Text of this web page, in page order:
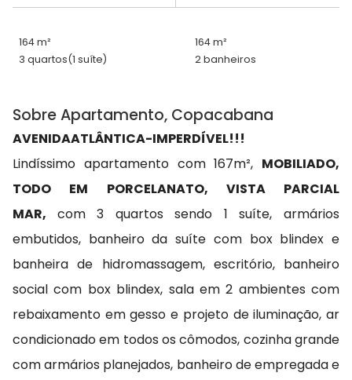
164 m²
164 m²
3 quartos(1 suíte) 2 banheiros
Sobre Apartamento, Copacabana
AVENIDAATLÂNTICA-IMPERDÍVEL!!!
Lindíssimo apartamento com 167m², MOBILIADO,
TODO EM PORCELANATO, VISTA PARCIAL
MAR, com 3 quartos sendo 1 suíte, armários
embutidos, banheiro da suíte com box blindex e
banheira de hidromassagem, escritório, banheiro
social com box blindex, sala em 2 ambientes com
rebaixamento em gesso e projeto de iluminação, ar
condicionado em todos os cômodos, cozinha grande
com armários planejados, banheiro de empregada e